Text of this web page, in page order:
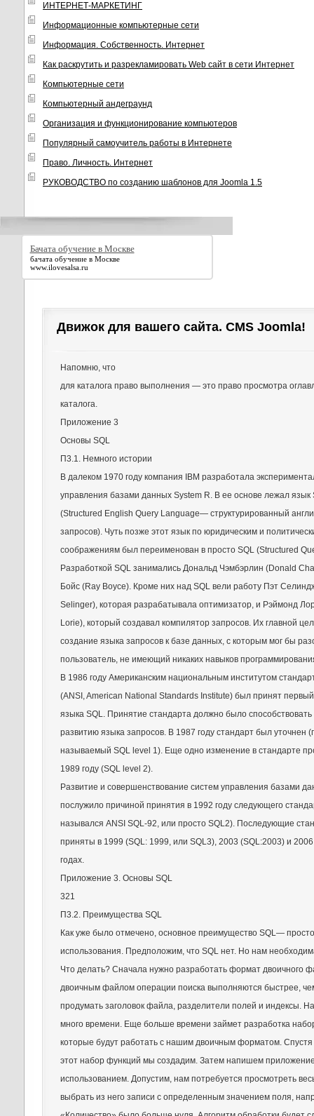
ИНТЕРНЕТ-МАРКЕТИНГ
Информационные компьютерные сети
Информация. Собственность. Интернет
Как раскрутить и разрекламировать Web сайт в сети Интернет
Компьютерные сети
Компьютерный андеграунд
Организация и функционирование компьютеров
Популярный самоучитель работы в Интернете
Право. Личность. Интернет
РУКОВОДСТВО по созданию шаблонов для Joomla 1.5
Бачата обучение в Москве
бачата обучение в Москве
www.ilovesalsa.ru
Движок для вашего сайта. CMS Joomla!
Напомню, что
для каталога право выполнения — это право просмотра
каталога.
Приложение 3
Основы SQL
П3.1. Немного истории
В далеком 1970 году компания IBM разработала
управления базами данных System R. В ее основе лежал язык
(Structured English Query Language— структурированный
запросов). Чуть позже этот язык по юридическим и
соображениям был переименован в просто SQL (Structured
Разработкой SQL занимались Дональд Чэмбэрлин (Donald
Бойс (Ray Boyce). Кроме них над SQL вели работу Пэт
Selinger), которая разрабатывала оптимизатор, и Рэймонд
Lorie), который создавал компилятор запросов. Их главной
создание языка запросов к базе данных, с которым мог бы
пользователь, не имеющий никаких навыков
В 1986 году Американским национальным институтом
(ANSI, American National Standards Institute) был принят
языка SQL. Принятие стандарта должно было
развитию языка запросов. В 1987 году стандарт был уточнен
называемый SQL level 1). Еще одно изменение в стандарте
1989 году (SQL level 2).
Развитие и совершенствование систем управления базами
послужило причиной принятия в 1992 году следующего
назывался ANSI SQL-92, или просто SQL2). Последующие
приняты в 1999 (SQL: 1999, или SQL3), 2003 (SQL:2003) и
годах.
Приложение 3. Основы SQL
321
П3.2. Преимущества SQL
Как уже было отмечено, основное преимущество SQL—
использования. Предположим, что SQL нет. Но нам
Что делать? Сначала нужно разработать формат двоичного
двоичным файлом операции поиска выполняются быстрее,
продумать заголовок файла, разделители полей и индексы.
много времени. Еще больше времени займет разработка
которые будут работать с нашим двоичным форматом. Спустя
этот набор функций мы создадим. Затем напишем
использованием. Допустим, нам потребуется просмотреть
выбрать из него записи с определенным значением поля,